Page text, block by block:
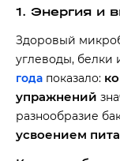
1. Энергия и
Здоровый
углеводы,
года показало:
упражнений
разнообразие
усвоением